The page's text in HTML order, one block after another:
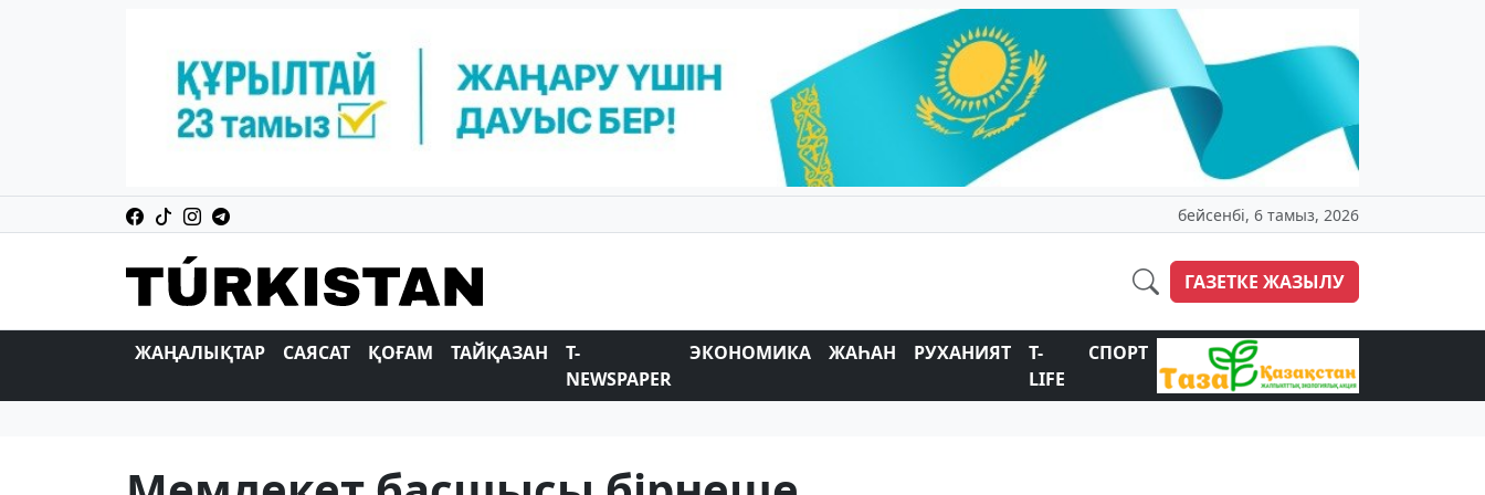
бейсенбі, 6 тамыз, 2026
ГАЗЕТКЕ ЖАЗЫЛУ
ЖАҢАЛЫҚТАР САЯСАТ ҚОҒАМ ТАЙҚАЗАН
T-
NEWSPAPER
ЭКОНОМИКА ЖАҺАН РУХАНИЯТ
T-
LIFE
СПОРТ